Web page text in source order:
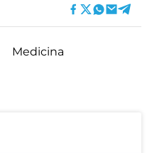
Medicina